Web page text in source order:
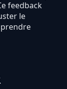
feedback
le